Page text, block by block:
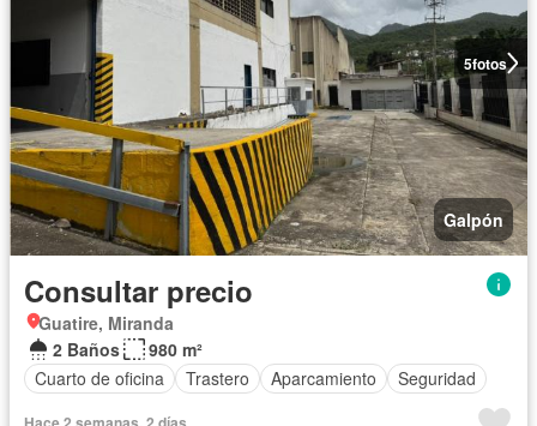
5fotos
Galpón
Consultar precio
Guatire, Miranda
2 Baños
980 m²
Cuarto de oficina
Trastero Aparcamiento Seguridad